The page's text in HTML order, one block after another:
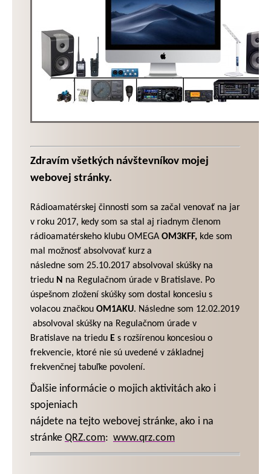
Zdravím všetkých návštevníkov mojej
webovej stránky.
Rádioamatérskej činnosti som sa začal venovať na jar
v roku 2017, kedy som sa stal aj riadnym členom
rádioamatérskeho klubu OMEGA OM3KFF, kde som
mal možnosť absolvovať kurz a
následne som 25.10.2017 absolvoval skúšky na
triedu N na Regulačnom úrade v Bratislave. Po
úspešnom zložení skúšky som dostal koncesiu s
volacou značkou OM1AKU. Následne som 12.02.2019
absolvoval skúšky na Regulačnom úrade v
Bratislave na triedu E s rozšírenou koncesiou o
frekvencie, ktoré nie sú uvedené v základnej
frekvenčnej tabuľke povolení.
Ďalšie informácie o mojich aktivitách ako i
spojeniach
nájdete na tejto webovej stránke, ako i na
stránke QRZ.com: www.qrz.com